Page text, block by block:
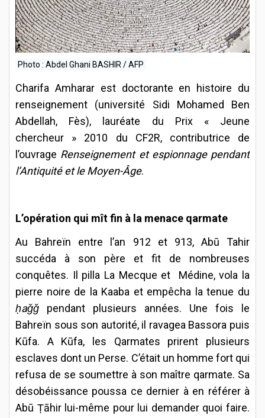
Photo : Abdel Ghani BASHIR / AFP
Charifa Amharar est doctorante en histoire du
renseignement (université Sidi Mohamed Ben
Abdellah, Fès), lauréate du Prix « Jeune
chercheur » 2010 du CF2R, contributrice de
l’ouvrage Renseignement et espionnage pendant
l’Antiquité et le Moyen-Âge.
L’opération qui mît fin à la menace qarmate
Au Bahreïn entre l’an 912 et 913, Abū Tahir
succéda à son père et fit de nombreuses
conquêtes. Il pilla La Mecque et Médine, vola la
pierre noire de la Kaaba et empêcha la tenue du
ḥaǧǧ pendant plusieurs années. Une fois le
Bahreïn sous son autorité, il ravagea Bassora puis
Kūfa. A Kūfa, les Qarmates prirent plusieurs
esclaves dont un Perse. C’était un homme fort qui
refusa de se soumettre à son maître qarmate. Sa
désobéissance poussa ce dernier à en référer à
Abū Ṭāhir lui-même pour lui demander quoi faire.